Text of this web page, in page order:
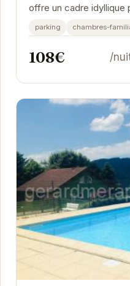
offre un cadre idyllique
romantique ou des
parking chambres-
108€ /